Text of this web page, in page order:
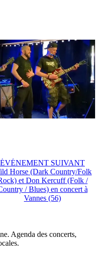
ÉVÉNEMENT SUIVANT
Horse (Dark Country/Folk
et Don Kercuff (Folk /
/ Blues) en concert à
Vannes (56)
Agenda des concerts,